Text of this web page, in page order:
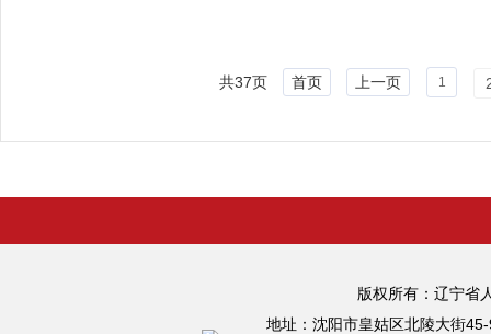
共37页 首页 上一页 1
版权所有：辽宁
地址：沈阳市皇姑区北陵大